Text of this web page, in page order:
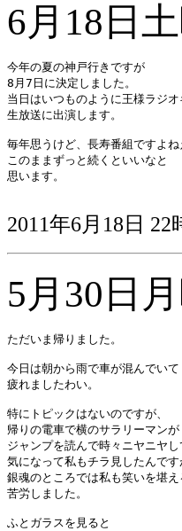
6月18日
今年の夏の神戸行きですが
8月7日に決定しました。
当日はいつものように王様ラジ
生放送に出演します。
毎年思うけど、長寿番組ですよね
このままずっと続くといいなと
思います。
2011年6月18日 22
5月30日
ただいま帰りました。
今日は朝から雨で車が混んでいて
疲れましたわい。
特にトピックはないのですが、
帰りの電車で横のサラリーマンが
ジャンプを読んで時々ニヤニヤ
気になって私もチラ見したんです
銀魂のところでは私も笑いを堪え
苦労しました。
ふとガラスを見ると